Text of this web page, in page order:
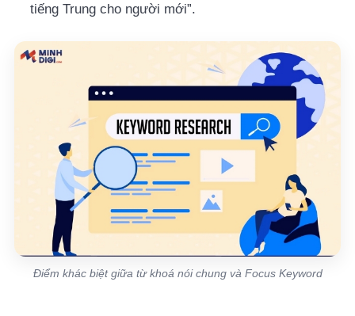
tiếng Trung cho người mới”.
Điểm khác biệt giữa từ khoá nói chung và Focus Keyword